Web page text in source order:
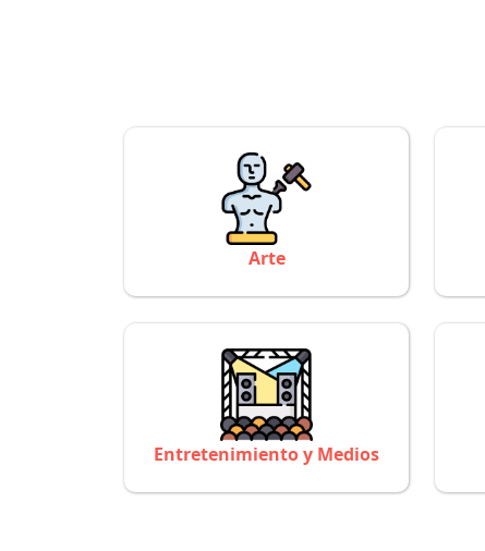
Arte
Entretenimiento y Medios